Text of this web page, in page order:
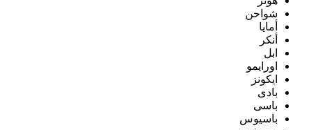
شواحن
أمايا
أنكر
ابل
اورايمو
ايكونز
بادى
باسى
باسيوس